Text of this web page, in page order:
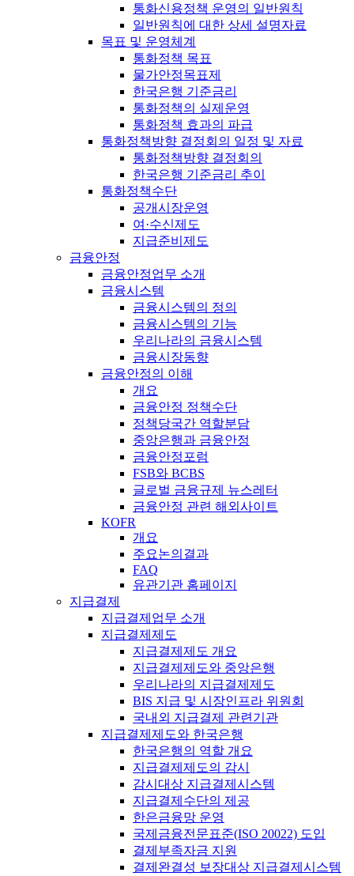
통화신용정책 운영의 일반원칙
일반원칙에 대한 상세 설명자료
목표 및 운영체계
통화정책 목표
물가안정목표제
한국은행 기준금리
통화정책의 실제운영
통화정책 효과의 파급
통화정책방향 결정회의 일정 및 자료
통화정책방향 결정회의
한국은행 기준금리 추이
통화정책수단
공개시장운영
여·수신제도
지급준비제도
금융안정
금융안정업무 소개
금융시스템
금융시스템의 정의
금융시스템의 기능
우리나라의 금융시스템
금융시장동향
금융안정의 이해
개요
금융안정 정책수단
정책당국간 역할분담
중앙은행과 금융안정
금융안정포럼
FSB와 BCBS
글로벌 금융규제 뉴스레터
금융안정 관련 해외사이트
KOFR
개요
주요논의결과
FAQ
유관기관 홈페이지
지급결제
지급결제업무 소개
지급결제제도
지급결제제도 개요
지급결제제도와 중앙은행
우리나라의 지급결제제도
BIS 지급 및 시장인프라 위원회
국내외 지급결제 관련기관
지급결제제도와 한국은행
한국은행의 역할 개요
지급결제제도의 감시
감시대상 지급결제시스템
지급결제수단의 제공
한은금융망 운영
국제금융전문표준(ISO 20022) 도입
결제부족자금 지원
결제완결성 보장대상 지급결제시스템